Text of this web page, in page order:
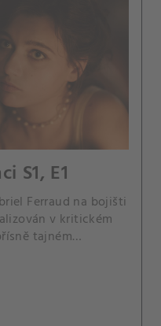
S1, E1
Ferraud na bojišti
v kritickém
tajném